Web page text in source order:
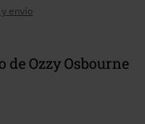
envío
Ozzy Osbourne